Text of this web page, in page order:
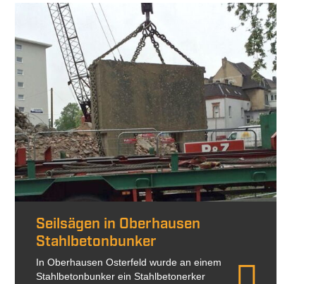
Seilsägen in Oberhausen
Stahlbetonbunker
In Oberhausen Osterfeld wurde an einem
Stahlbetonbunker ein Stahlbetonerker